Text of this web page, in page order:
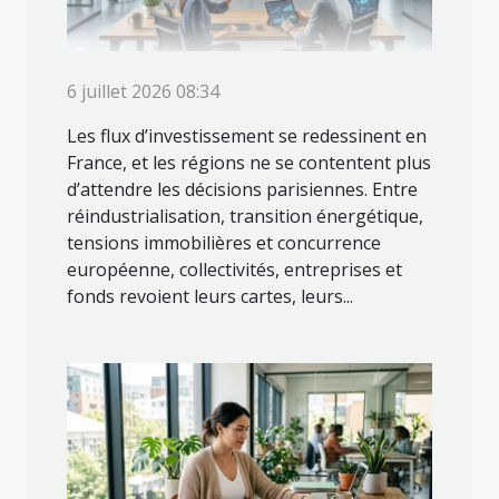
6 juillet 2026 08:34
Les flux d’investissement se redessinent en
France, et les régions ne se contentent plus
d’attendre les décisions parisiennes. Entre
réindustrialisation, transition énergétique,
tensions immobilières et concurrence
européenne, collectivités, entreprises et
fonds revoient leurs cartes, leurs...